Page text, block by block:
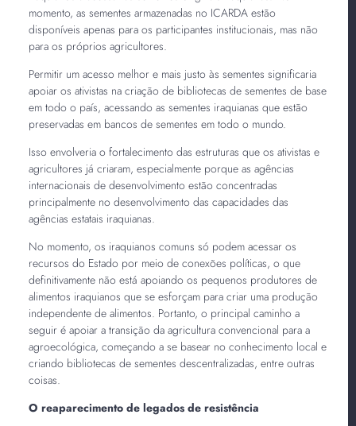
momento, as sementes armazenadas no ICARDA estão
disponíveis apenas para os participantes institucionais, mas não
para os próprios agricultores.
Permitir um acesso melhor e mais justo às sementes significaria
apoiar os ativistas na criação de bibliotecas de sementes de base
em todo o país, acessando as sementes iraquianas que estão
preservadas em bancos de sementes em todo o mundo.
Isso envolveria o fortalecimento das estruturas que os ativistas e
agricultores já criaram, especialmente porque as agências
internacionais de desenvolvimento estão concentradas
principalmente no desenvolvimento das capacidades das
agências estatais iraquianas.
No momento, os iraquianos comuns só podem acessar os
recursos do Estado por meio de conexões políticas, o que
definitivamente não está apoiando os pequenos produtores de
alimentos iraquianos que se esforçam para criar uma produção
independente de alimentos. Portanto, o principal caminho a
seguir é apoiar a transição da agricultura convencional para a
agroecológica, começando a se basear no conhecimento local e
criando bibliotecas de sementes descentralizadas, entre outras
coisas.
O reaparecimento de legados de resistência